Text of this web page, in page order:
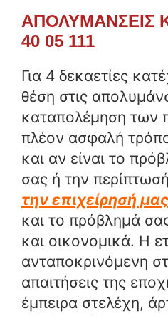
ΑΠΟΛΥΜΑΝΣΕΙΣ
40 05 111
Για 4 δεκαετίες
θέση στις
καταπολέμηση των
πλέον ασφαλή
και αν είναι το
σας ή την
την επιχείρησή
και το πρόβλημά
και οικονομικά. Η
ανταποκρινόμενη
απαιτήσεις της
έμπειρα στελέχη,